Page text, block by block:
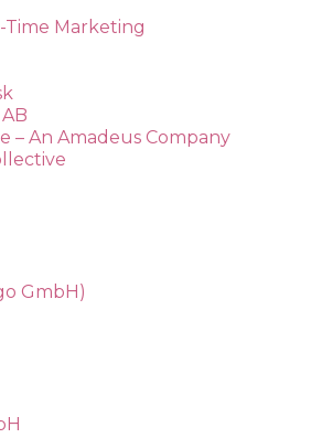
Time Marketing
– An Amadeus Company
GmbH)